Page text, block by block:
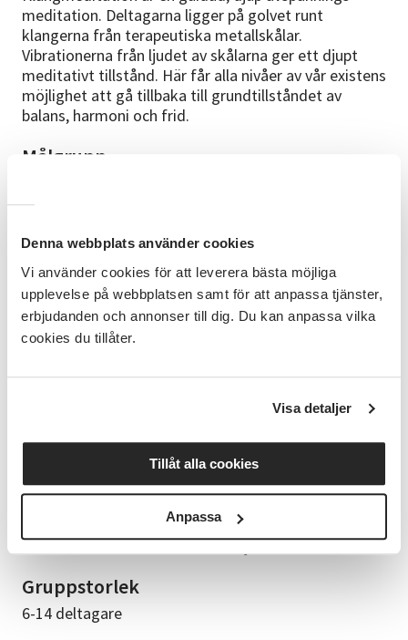
Denna webbplats använder cookies
Vi använder cookies för att leverera bästa möjliga
upplevelse på webbplatsen samt för att anpassa tjänster,
erbjudanden och annonser till dig. Du kan anpassa vilka
cookies du tillåter.
Visa detaljer
Tillåt alla cookies
Anpassa
meditation. Deltagarna ligger på golvet runt
klangerna från terapeutiska metallskålar.
Vibrationerna från ljudet av skålarna ger ett djupt
meditativt tillstånd. Här får alla nivåer av vår existens
möjlighet att gå tillbaka till grundtillståndet av
balans, harmoni och frid.
Målgrupp
Du kommer uppleva djup avslappning av kropp och
sinne, du kommer även känna ökad
kroppsmedvetenhet.
Innehåll
om ljudets inverkan och de fantastiska skålarna,
sedan följer själva meditationen. Efter det finns tid
Studiematerial
Ha på dig oömma kläder och var beredd på att ligga
filt finns att låna, ta med mer hjälpmedel om du tror
att du behöver bädda mer och mjukare.
Gruppstorlek
6-14 deltagare